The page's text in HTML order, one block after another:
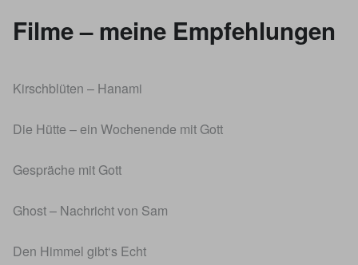
Filme – meine Empfehlungen
Kirschblüten – Hanami
Die Hütte – ein Wochenende mit Gott
Gespräche mit Gott
Ghost – Nachricht von Sam
Den Himmel gibt‘s Echt